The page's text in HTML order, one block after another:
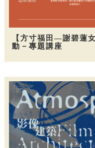
【方寸福田—謝碧蓮
動－專題講座